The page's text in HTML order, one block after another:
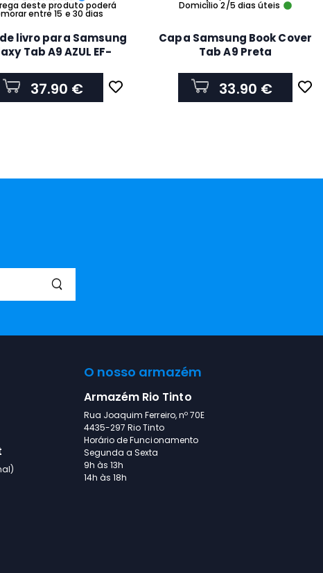
deste produto poderá
entre 15 e 30 dias
livro para Samsung
Tab A9 AZUL EF-
37.90 €
Domicílio 2/5 dias úteis
Capa Samsung Book Cover
Tab A9 Preta
33.90 €
O nosso armazém
Armazém Rio Tinto
Rua Joaquim Ferreiro, nº 70E
4435-297 Rio Tinto
Horário de Funcionamento
Segunda a Sexta
9h às 13h
14h às 18h